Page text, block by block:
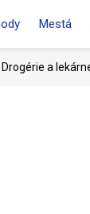
Mestá
Drogérie a